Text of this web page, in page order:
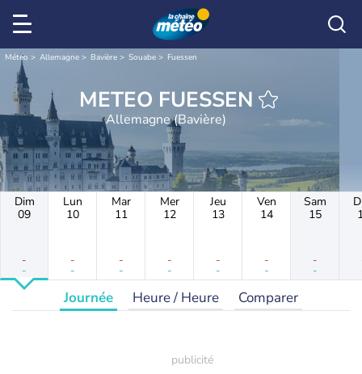
Météo Allemagne Bavière Souabe Fuessen
METEO FUESSEN
Allemagne (Bavière)
Dim
09
-
-
Lun
10
-
-
Mar
11
-
-
Mer
12
-
-
Jeu
13
-
-
Ven
14
-
-
Sam
15
-
-
Journée Heure / Heure Comparer